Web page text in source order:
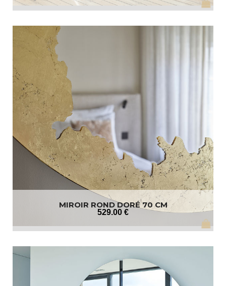
MIROIR ROND DORÉ 70 CM
529.00 €